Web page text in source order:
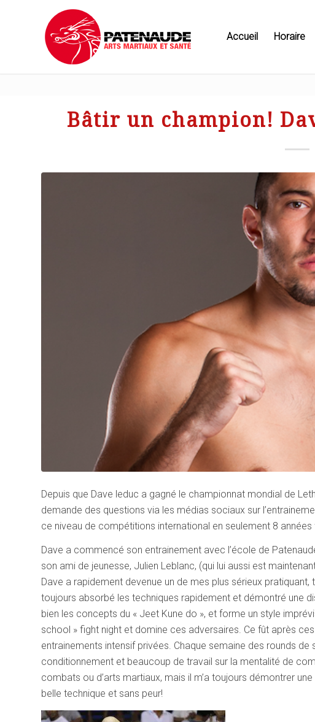
Accueil Horaire
Bâtir un champion!
Depuis que Dave leduc a gagné le championnat mondial de
demande des questions via les médias sociaux sur
ce niveau de compétitions international en seulement 8 années
Dave a commencé son entrainement avec l’école de
son ami de jeunesse, Julien Leblanc, (qui lui aussi est
Dave a rapidement devenue un de mes plus sérieux
toujours absorbé les techniques rapidement et démontré une
bien les concepts du « Jeet Kune do », et forme un style
school » fight night et domine ces adversaires. Ce fût après
entrainements intensif privées. Chaque semaine des rounds
conditionnement et beaucoup de travail sur la mentalité de
combats ou d’arts martiaux, mais il m’a toujours démontrer
belle technique et sans peur!